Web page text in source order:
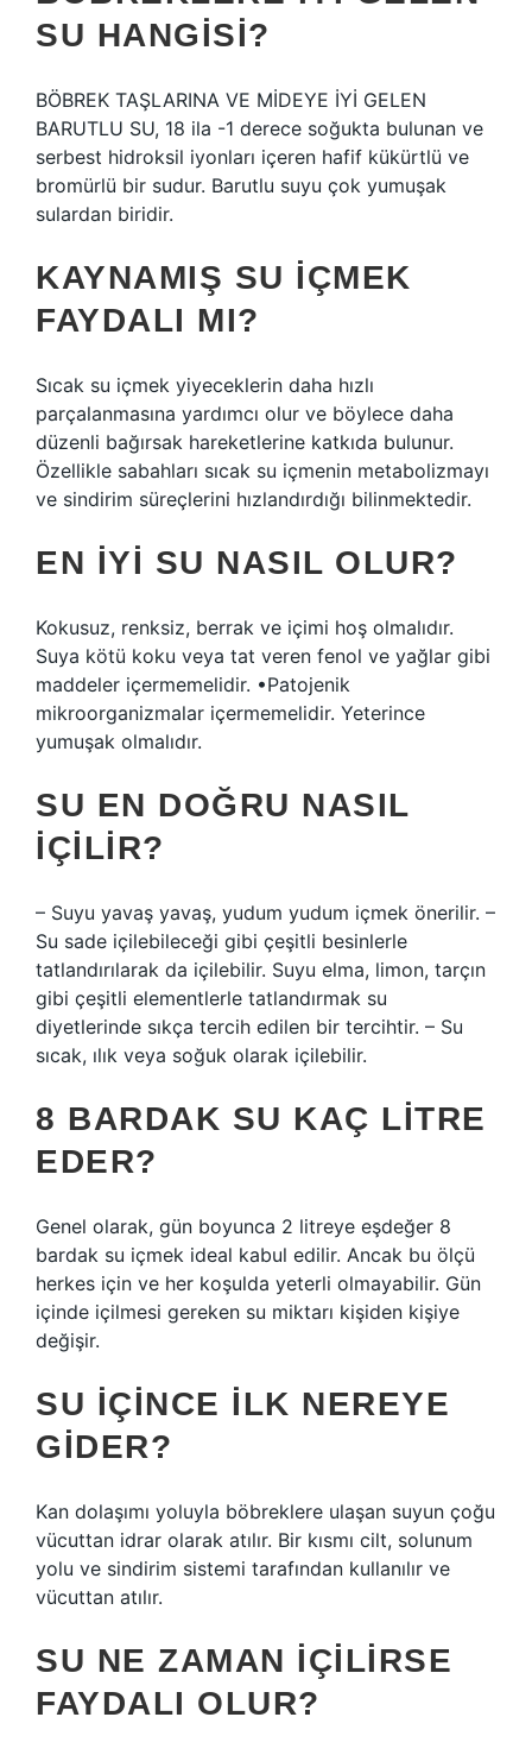
SU HANGISI?
BÖBREK TAŞLARINA VE MİDEYE İYİ GELEN
BARUTLU SU, 18 ila -1 derece soğukta bulunan ve
serbest hidroksil iyonları içeren hafif kükürtlü ve
bromürlü bir sudur. Barutlu suyu çok yumuşak
sulardan biridir.
KAYNAMIŞ SU IÇMEK
FAYDALI MI?
Sıcak su içmek yiyeceklerin daha hızlı
parçalanmasına yardımcı olur ve böylece daha
düzenli bağırsak hareketlerine katkıda bulunur.
Özellikle sabahları sıcak su içmenin metabolizmayı
ve sindirim süreçlerini hızlandırdığı bilinmektedir.
EN IYI SU NASIL OLUR?
Kokusuz, renksiz, berrak ve içimi hoş olmalıdır.
Suya kötü koku veya tat veren fenol ve yağlar gibi
maddeler içermemelidir. •Patojenik
mikroorganizmalar içermemelidir. Yeterince
yumuşak olmalıdır.
SU EN DOĞRU NASIL
IÇILIR?
– Suyu yavaş yavaş, yudum yudum içmek önerilir. –
Su sade içilebileceği gibi çeşitli besinlerle
tatlandırılarak da içilebilir. Suyu elma, limon, tarçın
gibi çeşitli elementlerle tatlandırmak su
diyetlerinde sıkça tercih edilen bir tercihtir. – Su
sıcak, ılık veya soğuk olarak içilebilir.
8 BARDAK SU KAÇ LITRE
EDER?
Genel olarak, gün boyunca 2 litreye eşdeğer 8
bardak su içmek ideal kabul edilir. Ancak bu ölçü
herkes için ve her koşulda yeterli olmayabilir. Gün
içinde içilmesi gereken su miktarı kişiden kişiye
değişir.
SU IÇINCE ILK NEREYE
GIDER?
Kan dolaşımı yoluyla böbreklere ulaşan suyun çoğu
vücuttan idrar olarak atılır. Bir kısmı cilt, solunum
yolu ve sindirim sistemi tarafından kullanılır ve
vücuttan atılır.
SU NE ZAMAN IÇILIRSE
FAYDALI OLUR?